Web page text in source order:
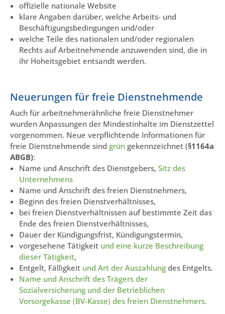
offizielle nationale Website
klare Angaben darüber, welche Arbeits- und
Beschäftigungsbedingungen und/oder
welche Teile des nationalen und/oder regionalen
Rechts auf Arbeitnehmende anzuwenden sind, die in
ihr Hoheitsgebiet entsandt werden.
Neuerungen für freie Dienstnehmende
Auch für arbeitnehmerähnliche freie Dienstnehmer
wurden Anpassungen der Mindestinhalte im Dienstzettel
vorgenommen. Neue verpflichtende Informationen für
freie Dienstnehmende sind grün gekennzeichnet (§1164a
ABGB):
Name und Anschrift des Dienstgebers, Sitz des
Unternehmens
Name und Anschrift des freien Dienstnehmers,
Beginn des freien Dienstverhältnisses,
bei freien Dienstverhältnissen auf bestimmte Zeit das
Ende des freien Dienstverhältnisses,
Dauer der Kündigungsfrist, Kündigungstermin,
vorgesehene Tätigkeit und eine kurze Beschreibung
dieser Tätigkeit,
Entgelt, Fälligkeit und Art der Auszahlung des Entgelts.
Name und Anschrift des Trägers der
Sozialversicherung und der Betrieblichen
Vorsorgekasse (BV-Kasse) des freien Dienstnehmers.